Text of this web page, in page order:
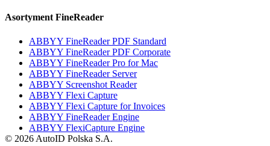
Asortyment FineReader
ABBYY FineReader PDF Standard
ABBYY FineReader PDF Corporate
ABBYY FineReader Pro for Mac
ABBYY FineReader Server
ABBYY Screenshot Reader
ABBYY Flexi Capture
ABBYY Flexi Capture for Invoices
ABBYY FineReader Engine
ABBYY FlexiCapture Engine
© 2026 AutoID Polska S.A.